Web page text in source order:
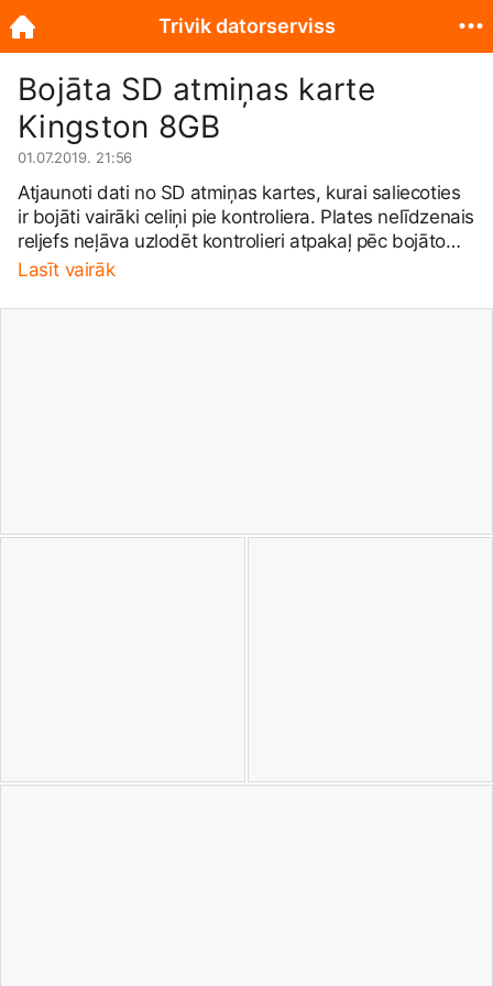
Bojāta SD atmiņas karte
Kingston 8GB
01.07.2019. 21:56
Atjaunoti dati no SD atmiņas kartes, kurai saliecoties
ir bojāti vairāki celiņi pie kontroliera. Plates nelīdzenais
reljefs neļāva uzlodēt kontrolieri atpakaļ pēc bojāto
celiņu atjaunošanas. Tāpēc, tika izvēlēts cits
vadiņiem. Procesā tika apgūts daudz jaunu iemaņu.
Lasīt vairāk
Trivik datorserviss